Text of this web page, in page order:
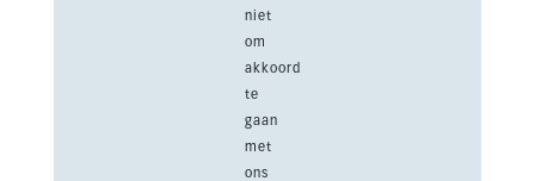
niet
om
akkoord
te
gaan
met
ons